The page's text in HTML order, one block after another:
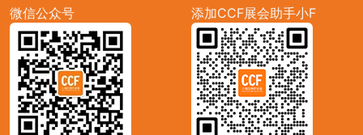
微信公众号
添加CCF展会助手小F